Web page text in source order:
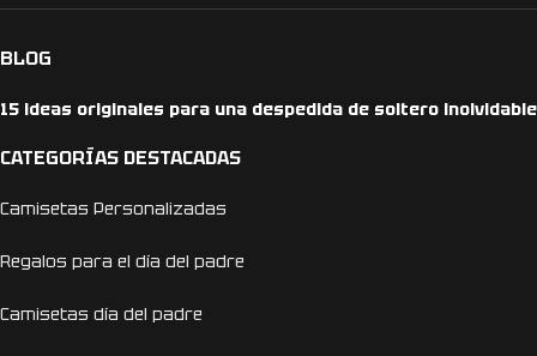
BLOG
15 ideas originales para una despedida de soltero inolvidable
CATEGORÍAS DESTACADAS
Camisetas Personalizadas
Regalos para el día del padre
Camisetas día del padre